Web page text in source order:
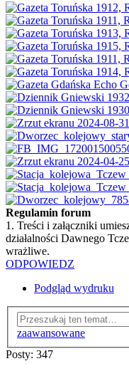
Regulamin forum
1. Treści i załączniki
działalności Dawnego
wrażliwe.
ODPOWIEDZ
Podgląd wydruku
zaawansowane
Posty: 347